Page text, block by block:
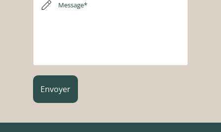
Message*
Envoyer